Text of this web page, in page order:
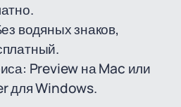
водяных знаков,
Preview на Mac или
для Windows.